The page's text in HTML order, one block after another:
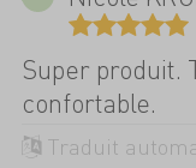
Super produit.
confortable.
Traduit